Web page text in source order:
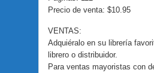
Precio de venta: $10.95
VENTAS:
Adquiéralo en su librería
librero o distribuidor.
Para ventas mayoristas con